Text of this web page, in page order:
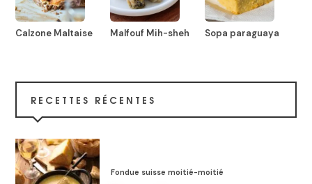
Calzone Maltaise Malfouf Mih-sheh Sopa paraguaya
RECETTES RÉCENTES
Fondue suisse moitié-moitié